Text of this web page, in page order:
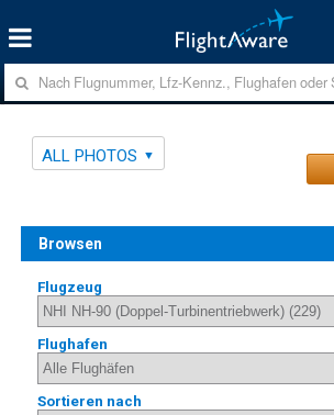
ALL PHOTOS
Browsen
Flugzeug
Flughafen
Sortieren nach